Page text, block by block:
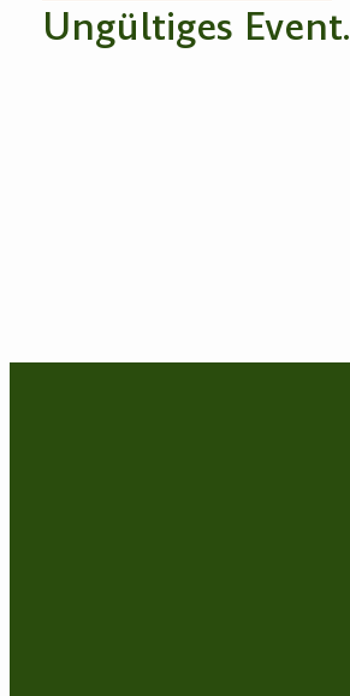
Ungültiges Event.